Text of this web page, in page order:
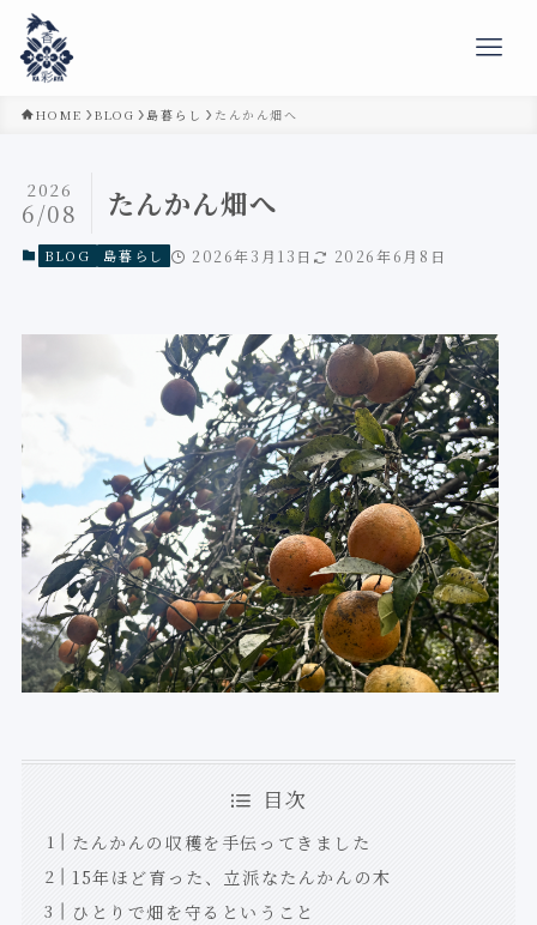
HOME BLOG 島暮らし たんかん畑へ
たんかん畑へ
2026
6/08
BLOG 島暮らし 2026年3月13日 2026年6月8日
目次
たんかんの収穫を手伝ってきました
15年ほど育った、立派なたんかんの木
ひとりで畑を守るということ